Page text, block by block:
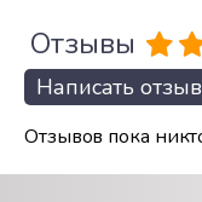
Отзывы
Написать отзыв
Отзывов пока